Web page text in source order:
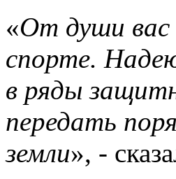
«От души вас
спорте.
в ряды
передать
земли», -